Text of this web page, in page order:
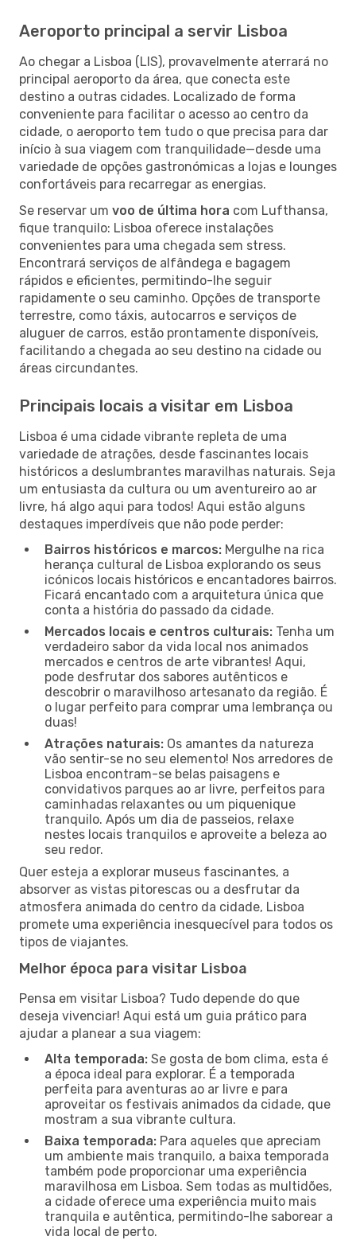
Aeroporto principal a servir Lisboa
Ao chegar a Lisboa (LIS), provavelmente aterrará no
principal aeroporto da área, que conecta este
destino a outras cidades. Localizado de forma
conveniente para facilitar o acesso ao centro da
cidade, o aeroporto tem tudo o que precisa para dar
início à sua viagem com tranquilidade—desde uma
variedade de opções gastronómicas a lojas e lounges
confortáveis para recarregar as energias.
Se reservar um voo de última hora com Lufthansa,
fique tranquilo: Lisboa oferece instalações
convenientes para uma chegada sem stress.
Encontrará serviços de alfândega e bagagem
rápidos e eficientes, permitindo-lhe seguir
rapidamente o seu caminho. Opções de transporte
terrestre, como táxis, autocarros e serviços de
aluguer de carros, estão prontamente disponíveis,
facilitando a chegada ao seu destino na cidade ou
áreas circundantes.
Principais locais a visitar em Lisboa
Lisboa é uma cidade vibrante repleta de uma
variedade de atrações, desde fascinantes locais
históricos a deslumbrantes maravilhas naturais. Seja
um entusiasta da cultura ou um aventureiro ao ar
livre, há algo aqui para todos! Aqui estão alguns
destaques imperdíveis que não pode perder:
Bairros históricos e marcos: Mergulhe na rica
herança cultural de Lisboa explorando os seus
icónicos locais históricos e encantadores bairros.
Ficará encantado com a arquitetura única que
conta a história do passado da cidade.
Mercados locais e centros culturais: Tenha um
verdadeiro sabor da vida local nos animados
mercados e centros de arte vibrantes! Aqui,
pode desfrutar dos sabores autênticos e
descobrir o maravilhoso artesanato da região. É
o lugar perfeito para comprar uma lembrança ou
duas!
Atrações naturais: Os amantes da natureza
vão sentir-se no seu elemento! Nos arredores de
Lisboa encontram-se belas paisagens e
convidativos parques ao ar livre, perfeitos para
caminhadas relaxantes ou um piquenique
tranquilo. Após um dia de passeios, relaxe
nestes locais tranquilos e aproveite a beleza ao
seu redor.
Quer esteja a explorar museus fascinantes, a
absorver as vistas pitorescas ou a desfrutar da
atmosfera animada do centro da cidade, Lisboa
promete uma experiência inesquecível para todos os
tipos de viajantes.
Melhor época para visitar Lisboa
Pensa em visitar Lisboa? Tudo depende do que
deseja vivenciar! Aqui está um guia prático para
ajudar a planear a sua viagem:
Alta temporada: Se gosta de bom clima, esta é
a época ideal para explorar. É a temporada
perfeita para aventuras ao ar livre e para
aproveitar os festivais animados da cidade, que
mostram a sua vibrante cultura.
Baixa temporada: Para aqueles que apreciam
um ambiente mais tranquilo, a baixa temporada
também pode proporcionar uma experiência
maravilhosa em Lisboa. Sem todas as multidões,
a cidade oferece uma experiência muito mais
tranquila e autêntica, permitindo-lhe saborear a
vida local de perto.